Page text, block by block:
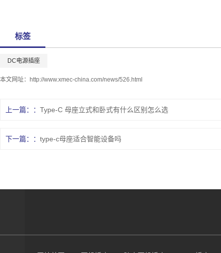
标签
DC电源插座
本文网址： http://www.xmec-china.com/news/526.html
上一篇： Type-C 母座立式和卧式有什么区别怎么选
下一篇： type-c母座适合智能设备吗